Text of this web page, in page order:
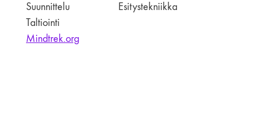
Suunnittelu
Esitystekniikka
Taltiointi
Mindtrek.org